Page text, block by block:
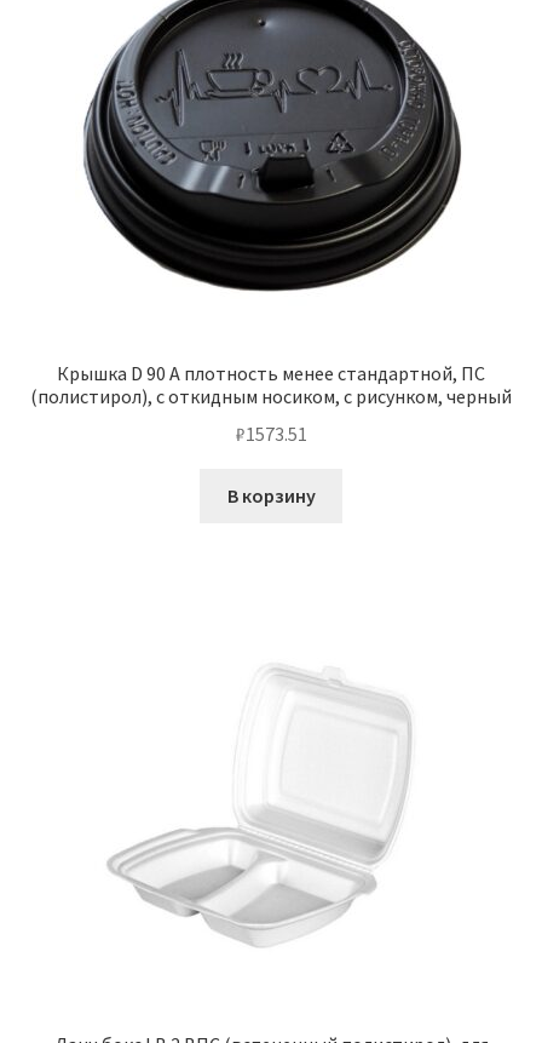
Крышка D 90 А плотность менее стандартной, ПС
(полистирол), с откидным носиком, с рисунком, черный
₽1573.51
В корзину